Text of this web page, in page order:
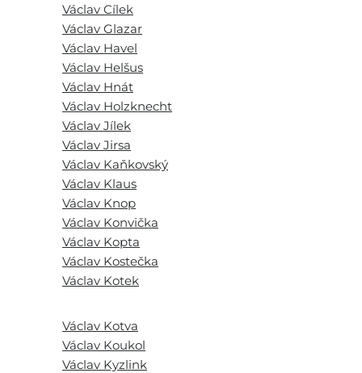
Václav Cílek
Václav Glazar
Václav Havel
Václav Helšus
Václav Hnát
Václav Holzknecht
Václav Jílek
Václav Jirsa
Václav Kaňkovský
Václav Klaus
Václav Knop
Václav Konvička
Václav Kopta
Václav Kostečka
Václav Kotek
Václav Kotva
Václav Koukol
Václav Kyzlink